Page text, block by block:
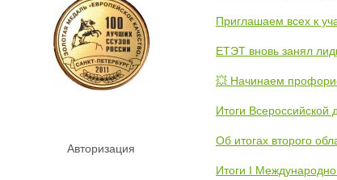
Авторизация
Приглашаем всех к
ЕТЭТ вновь занял
💥 Начинаем
Итоги Всероссийской
Об итогах второго
Итоги I